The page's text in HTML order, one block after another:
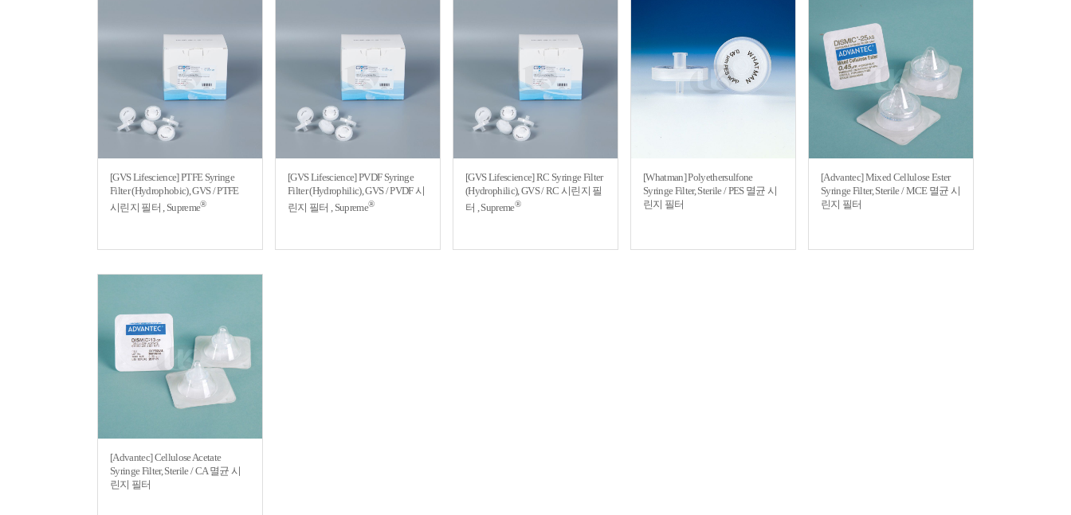
[GVS Lifescience] PTFE Syringe
Filter (Hydrophobic), GVS / PTFE
시린지 필터 , Supreme®
[GVS Lifescience] PVDF Syringe
Filter (Hydrophilic), GVS / PVDF 시
린지 필터 , Supreme®
[GVS Lifescience] RC Syringe Filter
(Hydrophilic), GVS / RC 시린지 필
터 , Supreme®
[Whatman] Polyethersulfone
Syringe Filter, Sterile / PES 멸균 시
린지 필터
[Advantec] Mixed Cellulose Ester
Syringe Filter, Sterile / MCE 멸균 시
린지 필터
[Advantec] Cellulose Acetate
Syringe Filter, Sterile / CA 멸균 시
린지 필터